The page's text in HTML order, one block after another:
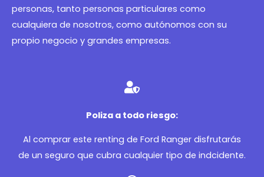
personas, tanto personas particulares como
cualquiera de nosotros, como autónomos con su
propio negocio y grandes empresas.
Poliza a todo riesgo:
Al comprar este renting de Ford Ranger disfrutarás
de un seguro que cubra cualquier tipo de indcidente.